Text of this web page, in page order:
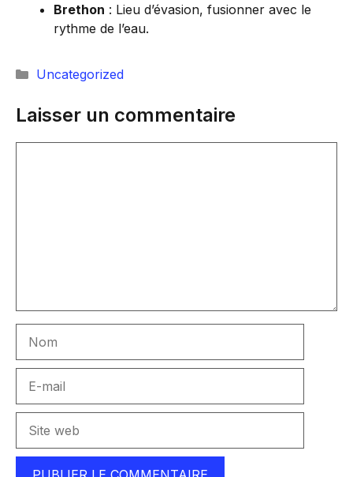
Brethon : Lieu d’évasion, fusionner avec le
rythme de l’eau.
Catégories
Uncategorized
Laisser un commentaire
mail
web